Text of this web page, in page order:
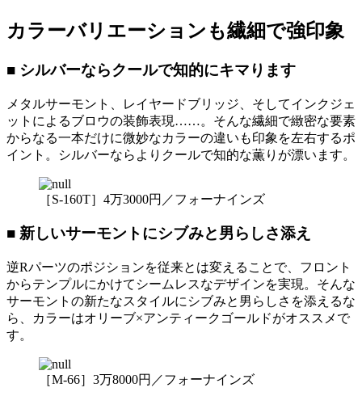
カラーバリエーションも繊細で強印象
■ シルバーならクールで知的にキマります
メタルサーモント、レイヤードブリッジ、そしてインクジェ
ットによるブロウの装飾表現……。そんな繊細で緻密な要素
からなる一本だけに微妙なカラーの違いも印象を左右するポ
イント。シルバーならよりクールで知的な薫りが漂います。
［S-160T］4万3000円／フォーナインズ
■ 新しいサーモントにシブみと男らしさ添え
逆Rパーツのポジションを従来とは変えることで、フロント
からテンプルにかけてシームレスなデザインを実現。そんな
サーモントの新たなスタイルにシブみと男らしさを添えるな
ら、カラーはオリーブ×アンティークゴールドがオススメで
す。
［M-66］3万8000円／フォーナインズ